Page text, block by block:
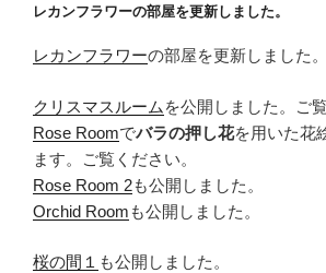
レカンフラワーの部屋を更新しました。
レカンフラワーの部屋を更新しました。
クリスマスルーム を公開しました。ご
Rose Roomでバラの押し花を用いた花
ます。ご覧ください。
Rose Room 2も公開しました。
Orchid Room も公開しました。
桜の間１ も公開しました。